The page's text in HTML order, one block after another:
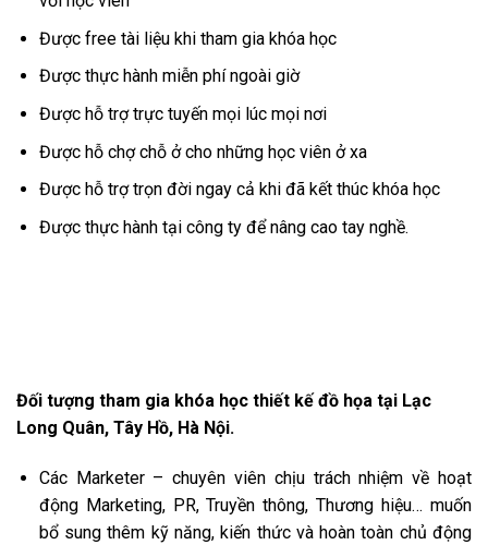
Được free tài liệu khi tham gia khóa học
Được thực hành miễn phí ngoài giờ
Được hỗ trợ trực tuyến mọi lúc mọi nơi
Được hỗ chợ chỗ ở cho những học viên ở xa
Được hỗ trợ trọn đời ngay cả khi đã kết thúc khóa học
Được thực hành tại công ty để nâng cao tay nghề.
Đối tượng tham gia khóa học thiết kế đồ họa tại Lạc
Long Quân, Tây Hồ, Hà Nội.
Các Marketer – chuyên viên chịu trách nhiệm về hoạt
động Marketing, PR, Truyền thông, Thương hiệu… muốn
bổ sung thêm kỹ năng, kiến thức và hoàn toàn chủ động